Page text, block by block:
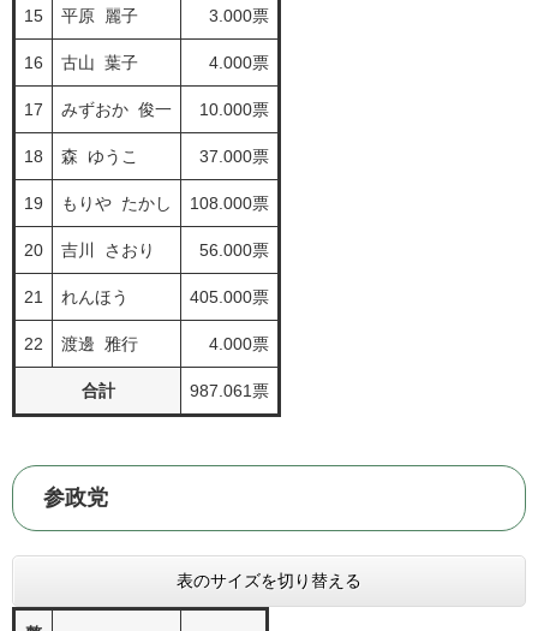
15 平原 麗子 3.000票
16 古山 葉子 4.000票
17 みずおか 俊一 10.000票
18 森 ゆうこ 37.000票
19 もりや たかし 108.000票
20 吉川 さおり 56.000票
21 れんほう 405.000票
22 渡邊 雅行 4.000票
合計 987.061票
参政党
表のサイズを切り替える